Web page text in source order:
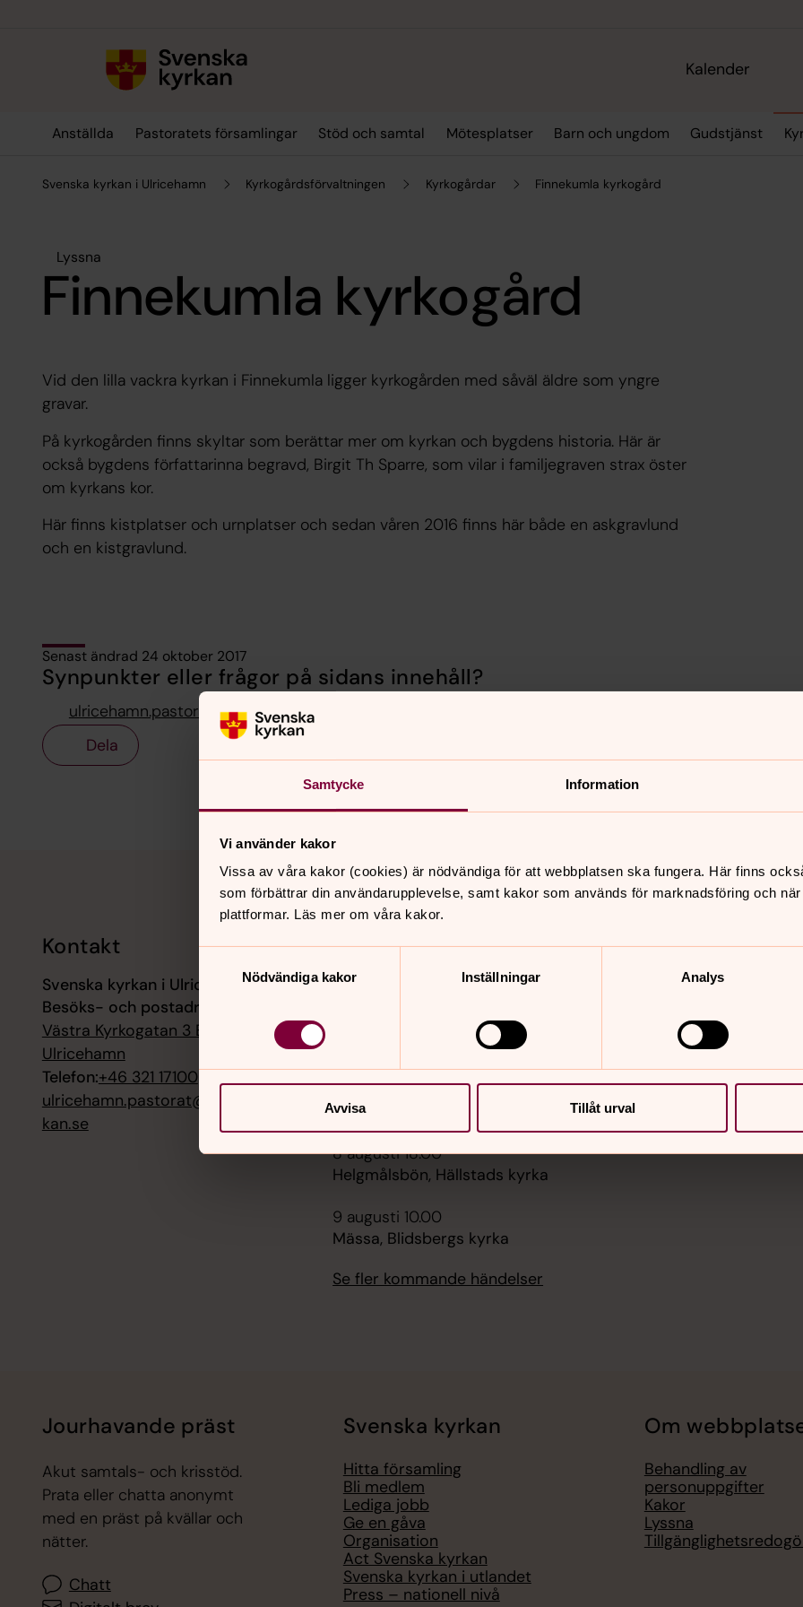
Samtycke Information
Vi använder kakor
Vissa av våra kakor (cookies) är nödvändiga för att webbplatsen ska fungera. Här finns
som förbättrar din användarupplevelse, samt kakor som används för marknadsföring och
plattformar. Läs mer om våra kakor.
Nödvändiga kakor
Inställningar Analys
Avvisa Tillåt urval
Kalender
Anställda Pastoratets församlingar Stöd och samtal Mötesplatser Barn och ungdom Gudstjänst
Svenska kyrkan i Ulricehamn Kyrkogårdsförvaltningen Kyrkogårdar Finnekumla kyrkogård
Lyssna
Finnekumla kyrkogård
Vid den lilla vackra kyrkan i Finnekumla ligger kyrkogården med såväl äldre som yngre
gravar.
På kyrkogården finns skyltar som berättar mer om kyrkan och bygdens historia. Här är
också bygdens författarinna begravd, Birgit Th Sparre, som vilar i familjegraven strax öster
om kyrkans kor.
Här finns kistplatser och urnplatser och sedan våren 2016 finns här både en askgravlund
och en kistgravlund.
Senast ändrad 24 oktober 2017
Synpunkter eller frågor på sidans innehåll?
ulricehamn.pastorat@svenskakyrkan.se
Dela
Kontakt
Svenska kyrkan i Ulricehamn
Besöks- och postadress:
Västra Kyrkogatan 3 B, 52330
Ulricehamn
Telefon:+46 321 17100
ulricehamn.pastorat@svenskakyr
kan.se
Kalender
6 augusti 18.00
Fänneslunda-Grovare kyrka
7 augusti 09.00
Morgonmässa,
Församlingsgården Ulricehamn
8 augusti 18.00
Helgmålsbön, Hällstads kyrka
9 augusti 10.00
Mässa, Blidsbergs kyrka
Se fler kommande händelser
Hitta snabbt
Förtroendevalda och
Bli medlem i Svenska
Stöd och samtal
Sidkarta
Jourhavande präst
Akut samtals- och krisstöd.
Prata eller chatta anonymt
med en präst på kvällar och
nätter.
Chatt
Svenska kyrkan
Hitta församling
Bli medlem
Lediga jobb
Ge en gåva
Organisation
Act Svenska kyrkan
Svenska kyrkan i utlandet
Press – nationell nivå
Om
Behandling av
personuppgifter
Kakor
Lyssna